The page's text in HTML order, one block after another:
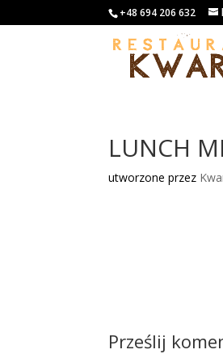
+48 694 206 632
LUNCH
utworzone przez
Prześlij